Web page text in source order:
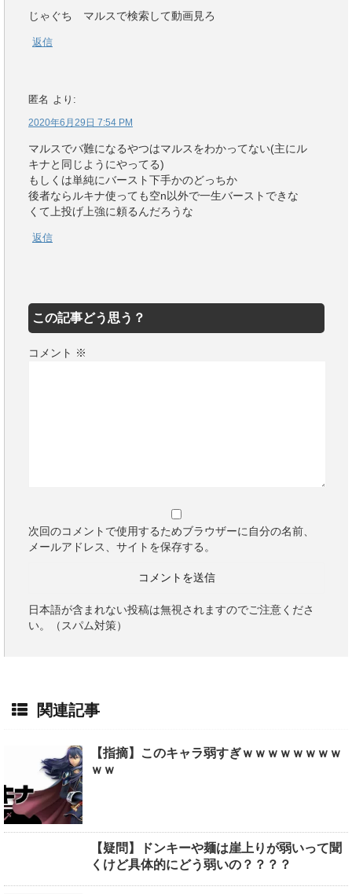
じゃぐち マルスで検索して動画見ろ
返信
匿名 より:
2020年6月29日 7:54 PM
マルスでバ難になるやつはマルスをわかってない(主にル
キナと同じようにやってる)
もしくは単純にバースト下手かのどっちか
後者ならルキナ使っても空n以外で一生バーストできな
くて上投げ上強に頼るんだろうな
返信
この記事どう思う？
コメント ※
次回のコメントで使用するためブラウザーに自分の名前、
メールアドレス、サイトを保存する。
日本語が含まれない投稿は無視されますのでご注意くださ
い。（スパム対策）
関連記事
【指摘】このキャラ弱すぎｗｗｗｗｗｗｗｗ
ｗｗ
【疑問】ドンキーや麺は崖上りが弱いって聞
くけど具体的にどう弱いの？？？？